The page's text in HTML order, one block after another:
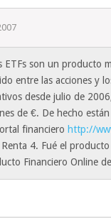
ETFs son un producto
entre las acciones y
desde julio de
de €. De hecho
financiero http://
4. Fué el
Financiero Online